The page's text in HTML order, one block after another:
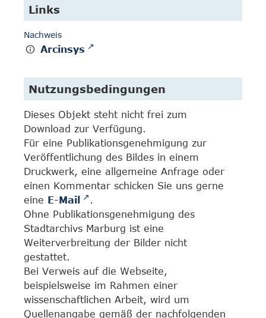
Links
Nachweis
Arcinsys
Nutzungsbedingungen
Dieses Objekt steht nicht frei zum
Download zur Verfügung.
Für eine Publikationsgenehmigung zur
Veröffentlichung des Bildes in einem
Druckwerk, eine allgemeine Anfrage oder
einen Kommentar schicken Sie uns gerne
eine E-Mail
.
Ohne Publikationsgenehmigung des
Stadtarchivs Marburg ist eine
Weiterverbreitung der Bilder nicht
gestattet.
Bei Verweis auf die Webseite,
beispielsweise im Rahmen einer
wissenschaftlichen Arbeit, wird um
Quellenangabe gemäß der nachfolgenden